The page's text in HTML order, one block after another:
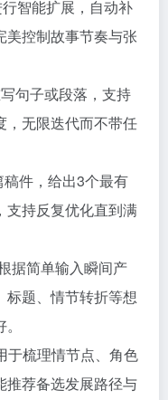
智能扩展，自动补
美控制故事节奏与张
句子或段落，支持
，无限迭代而不带任
稿件，给出3个最有
支持反复优化直到满
据简单输入瞬间产
标题、情节转折等想
于梳理情节点、角色
推荐备选发展路径与